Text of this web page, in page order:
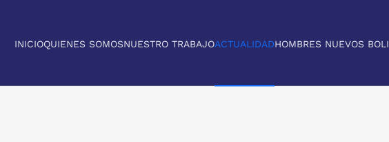
INICIOQUIENES SOMOSNUESTRO TRABAJOACTUALIDADHOMBRES NUEVOS